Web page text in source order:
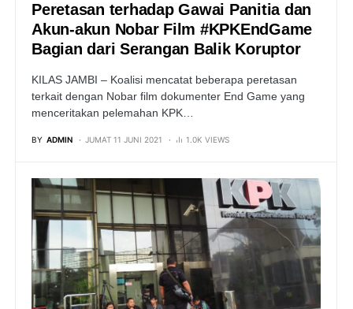
Peretasan terhadap Gawai Panitia dan
Akun-akun Nobar Film #KPKEndGame
Bagian dari Serangan Balik Koruptor
KILAS JAMBI – Koalisi mencatat beberapa peretasan
terkait dengan Nobar film dokumenter End Game yang
menceritakan pelemahan KPK…
BY ADMIN JUMAT 11 JUNI 2021 1.0K VIEWS